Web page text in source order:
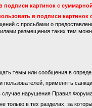
подписи картинок с
в подписи
с просьбами о
размещения таких тем
темы или сообщения в
пользователей, применять
нарушения Правил
в тех разделах, за